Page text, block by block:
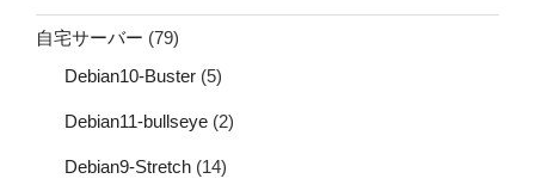
自宅サーバー (79)
Debian10-Buster (5)
Debian11-bullseye (2)
Debian9-Stretch (14)